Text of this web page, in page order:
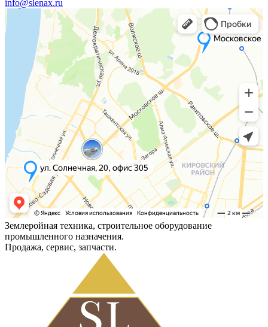
info@slenax.ru
Землеройная техника, строительное оборудование
промышленного назначения.
Продажа, сервис, запчасти.